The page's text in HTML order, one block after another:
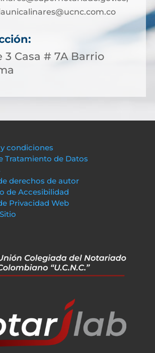
3 Casa # 7A Barrio
y condiciones
Tratamiento de Datos
derechos de autor
de Accesibilidad
Privacidad Web